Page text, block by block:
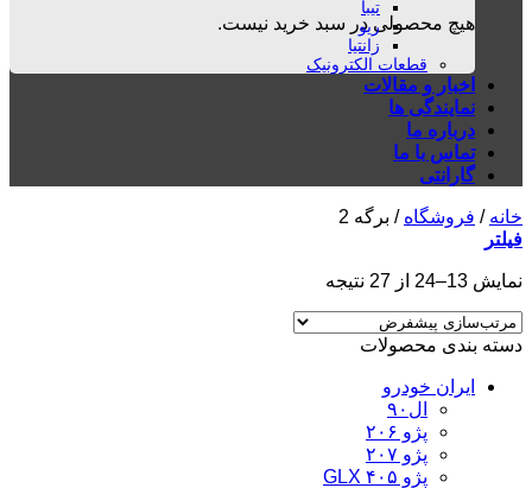
هیچ محصولی در سبد خرید نیست.
تیبا
ریو
زانتیا
قطعات الکترونیک
اخبار و مقالات
نمایندگی ها
درباره ما
تماس با ما
گارانتی
خانه / فروشگاه / برگه 2
فیلتر
نمایش 13–24 از 27 نتیجه
دسته بندی محصولات
ایران خودرو
ال۹۰
پژو ۲۰۶
پژو ۲۰۷
پژو ۴۰۵ GLX